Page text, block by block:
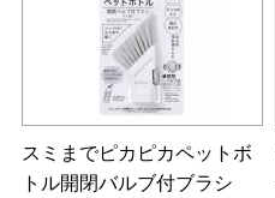
スミまでピカピカペットボ
トル開閉バルブ付ブラシ